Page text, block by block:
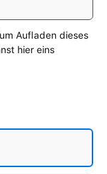
Aufladen dieses
hier eins